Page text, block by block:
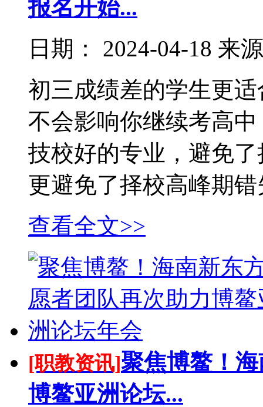
报名开始...
日期： 2024-04-18 来
初三成绩差的学生更
不会影响你继续考高
技校好的专业，避免
更避免了择校高峰期
查看全文>>
[职教资讯]聚焦博鳌！
博鳌亚洲论坛...